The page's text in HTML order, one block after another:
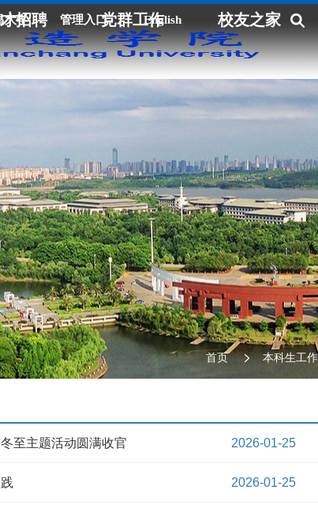
大学 管理入口 English
招聘 党群工作 校友之家
首页 本科生工作
至主题活动圆满收官 2026-01-25
2026-01-25